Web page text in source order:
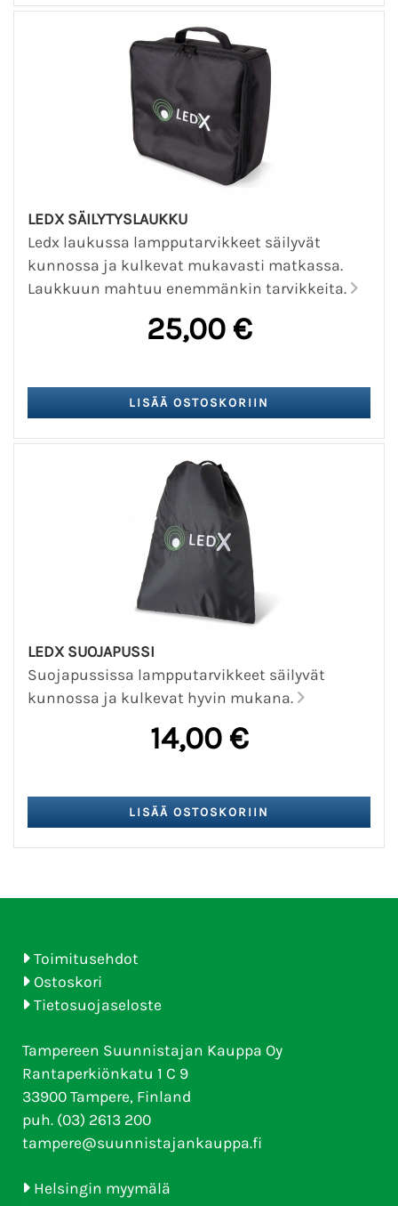
LEDX SÄILYTYSLAUKKU
Ledx laukussa lampputarvikkeet säilyvät
kunnossa ja kulkevat mukavasti matkassa.
Laukkuun mahtuu enemmänkin tarvikkeita.
25,00 €
LEDX SUOJAPUSSI
Suojapussissa lampputarvikkeet säilyvät
kunnossa ja kulkevat hyvin mukana.
14,00 €
Toimitusehdot
Ostoskori
Tietosuojaseloste
Tampereen Suunnistajan Kauppa Oy
Rantaperkiönkatu 1 C 9
33900 Tampere, Finland
puh. (03) 2613 200
tampere@suunnistajankauppa.fi
Helsingin myymälä